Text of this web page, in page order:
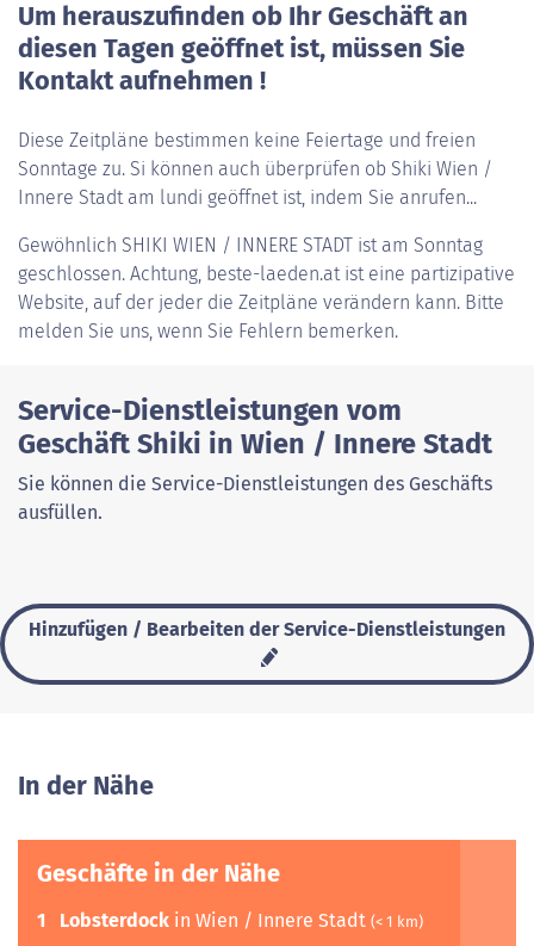
Um herauszufinden ob Ihr Geschäft an
diesen Tagen geöffnet ist, müssen Sie
Kontakt aufnehmen !
Diese Zeitpläne bestimmen keine Feiertage und freien
Sonntage zu. Si können auch überprüfen ob Shiki Wien /
Innere Stadt am lundi geöffnet ist, indem Sie anrufen...
Gewöhnlich SHIKI WIEN / INNERE STADT ist am Sonntag
geschlossen. Achtung, beste-laeden.at ist eine partizipative
Website, auf der jeder die Zeitpläne verändern kann. Bitte
melden Sie uns, wenn Sie Fehlern bemerken.
Service-Dienstleistungen vom
Geschäft Shiki in Wien / Innere Stadt
Sie können die Service-Dienstleistungen des Geschäfts
ausfüllen.
Hinzufügen / Bearbeiten der Service-Dienstleistungen
In der Nähe
Geschäfte in der Nähe
1 Lobsterdock in Wien / Innere Stadt (< 1 km)